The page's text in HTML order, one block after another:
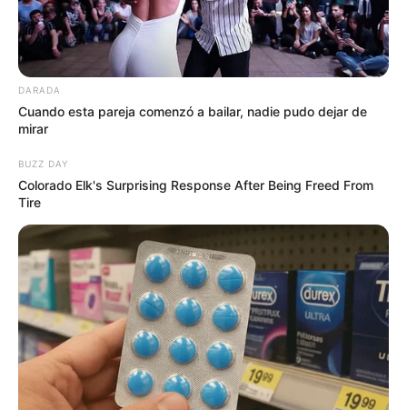
DARADA
Cuando esta pareja comenzó a bailar, nadie pudo dejar de
mirar
BUZZ DAY
Colorado Elk's Surprising Response After Being Freed From
Tire